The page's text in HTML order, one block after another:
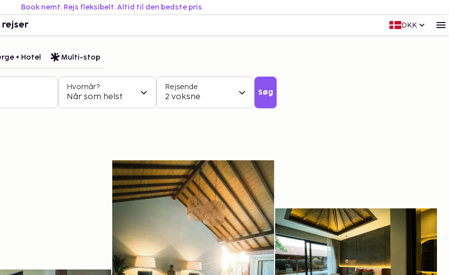
Book nemt. Rejs fleksibelt. Altid til den bedste pris.
rejser DKK
+ Hotel Multi-stop
Hvornår?
Når som helst
Rejsende
2 voksne Søg